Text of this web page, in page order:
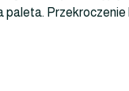
paleta.